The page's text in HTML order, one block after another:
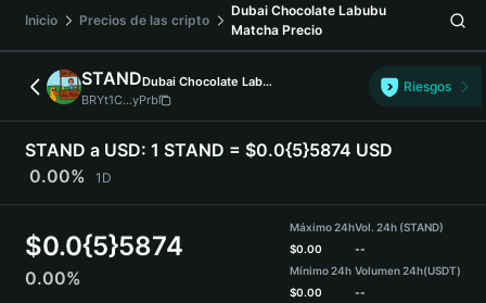
Français
Deutsch
简体中文
繁體中文
Português (Portugal)
Bahasa Indonesia
ภาษาไทย
हिन्दी
Español
Português (Brasil)
Inicio Precios de las cripto
Dubai Chocolate Labubu
Matcha Precio
STAND
Dubai Chocolate Labubu Matcha
BRYt1C...yPrb
Riesgos
STAND a USD: 1 STAND = $0.0{5}5874 USD
0.00%
1D
$0.0{5}5874
0.00%
Máximo 24h
$0.00
Mínimo 24h
$0.00
Vol. 24h (STAND)
--
Volumen 24h(USDT)
--